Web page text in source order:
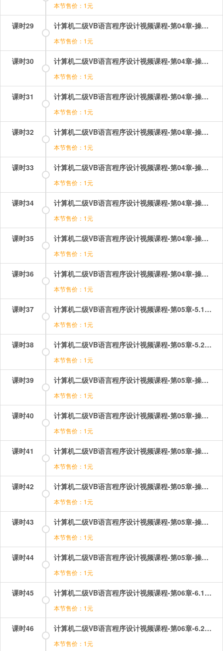
本节售价：1元
课时29 计算机二级VB语言程序设计视频课程-第04章-操作：函数的应用（1）.mp4
本节售价：1元
课时30 计算机二级VB语言程序设计视频课程-第04章-操作：函数的应用（2）.mp4
本节售价：1元
课时31 计算机二级VB语言程序设计视频课程-第04章-操作：函数运算及表达式.mp4
本节售价：1元
课时32 计算机二级VB语言程序设计视频课程-第04章-操作：变量的命名与声明.mp4
本节售价：1元
课时33 计算机二级VB语言程序设计视频课程-第04章-操作：常用函数（1）.mp4
本节售价：1元
课时34 计算机二级VB语言程序设计视频课程-第04章-操作：常用函数（2）.mp4
本节售价：1元
课时35 计算机二级VB语言程序设计视频课程-第04章-操作：常量和变量.mp4
本节售价：1元
课时36 计算机二级VB语言程序设计视频课程-第04章-操作：数据类型.mp4
本节售价：1元
课时37 计算机二级VB语言程序设计视频课程-第05章-5.1数据输入&u2014Print方法.mp4
本节售价：1元
课时38 计算机二级VB语言程序设计视频课程-第05章-5.2数据输入&u2014InputBox函数和5.3MsgBox函数和MsgBox函数5.4字形.mp4
本节售价：1元
课时39 计算机二级VB语言程序设计视频课程-第05章-操作：inputbox函数操作题.mp4
本节售价：1元
课时40 计算机二级VB语言程序设计视频课程-第05章-操作：msgbox函数和语句.mp4
本节售价：1元
课时41 计算机二级VB语言程序设计视频课程-第05章-操作：其他方法和属性.mp4
本节售价：1元
课时42 计算机二级VB语言程序设计视频课程-第05章-操作：窗体的show和hide.mp4
本节售价：1元
课时43 计算机二级VB语言程序设计视频课程-第05章-操作：输入函数inputbox.mp4
本节售价：1元
课时44 计算机二级VB语言程序设计视频课程-第05章-操作：输出与格式format.mp4
本节售价：1元
课时45 计算机二级VB语言程序设计视频课程-第06章-6.1文本控件.mp4
本节售价：1元
课时46 计算机二级VB语言程序设计视频课程-第06章-6.2图形控件.mp4
本节售价：1元